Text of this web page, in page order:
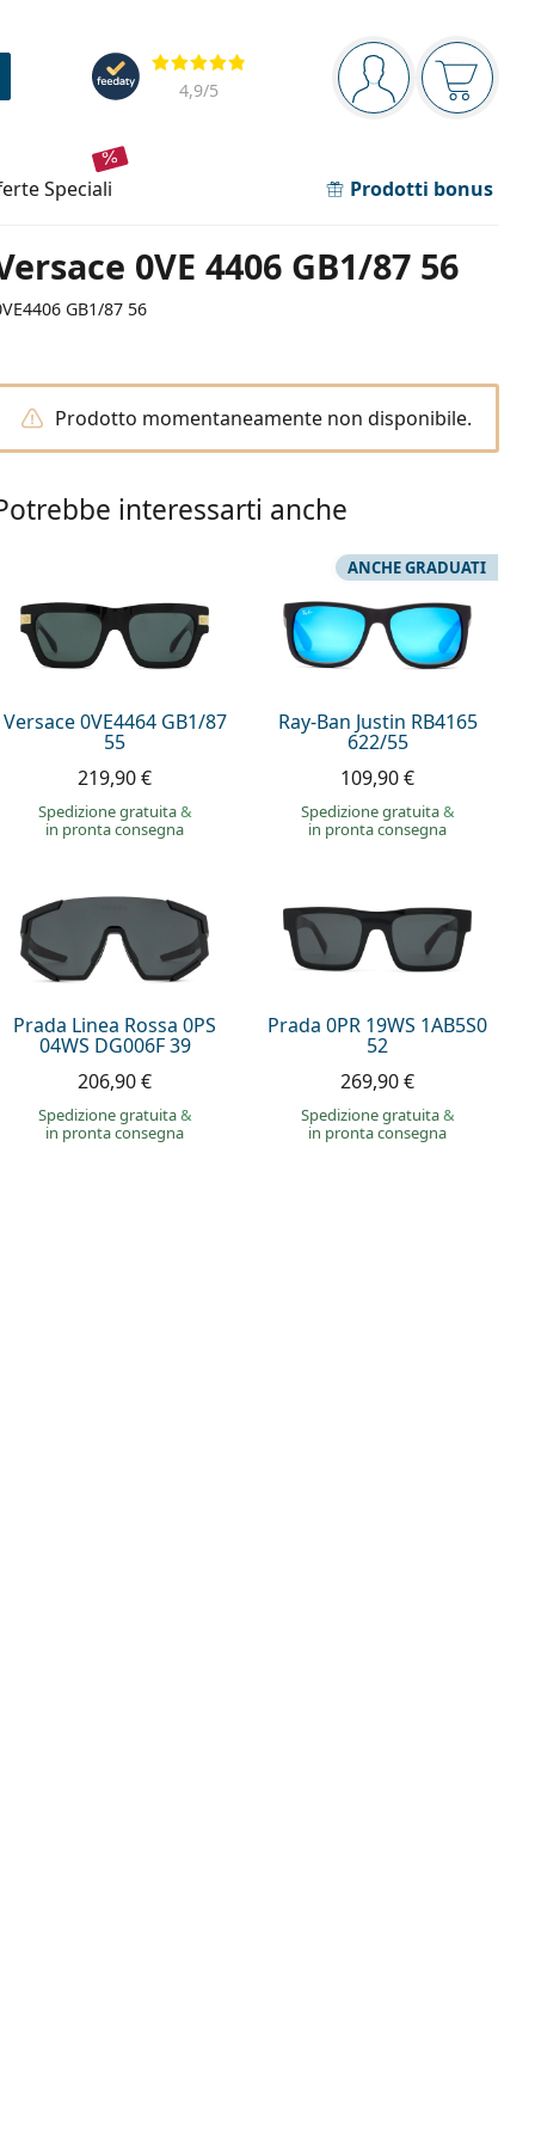
Barra di navigazione
sei connesso
Il
Valutazione
4,9/5
speciali Prodotti bonus
0VE 4406 GB1/87 56
GB1/87 56
Prodotto momentaneamente non disponibile.
interessarti anche
Versace 0VE4464 GB1/87
55
219,90 €
Spedizione gratuita&
in pronta consegna
Ray-Ban Justin RB4165
622/55
ANCHE GRADUATI
109,90 €
Spedizione gratuita&
in pronta consegna
Prada Linea Rossa 0PS
04WS DG006F 39
206,90 €
Spedizione gratuita&
in pronta consegna
Prada 0PR 19WS 1AB5S0
52
269,90 €
Spedizione gratuita&
in pronta consegna